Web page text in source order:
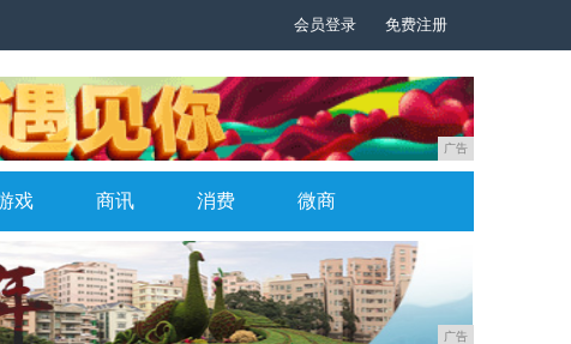
会员登录 免费注册
广告
戏 商讯 消费 微商
广告